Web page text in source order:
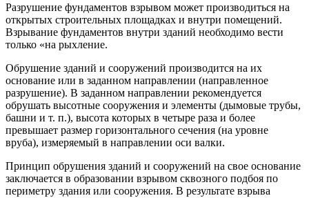
Разрушение фундаментов взрывом может производиться на
открытых строительных площадках и внутри помещений.
Взрывание фундаментов внутри зданий необходимо вести
только «на рыхление.
Обрушение зданий и сооружений производится на их
основание или в заданном направлении (направленное
разрушение). В заданном направлении рекомендуется
обрушать высотные сооружения и элементы (дымовые трубы,
башни и т. п.), высота которых в четыре раза и более
превышает размер горизонтального сечения (на уровне
вруба), измеряемый в направлении оси валки.
Принцип обрушения зданий и сооружений на свое основание
заключается в образовании взрывом сквозного подбоя по
периметру здания или сооружения. В результате взрыва